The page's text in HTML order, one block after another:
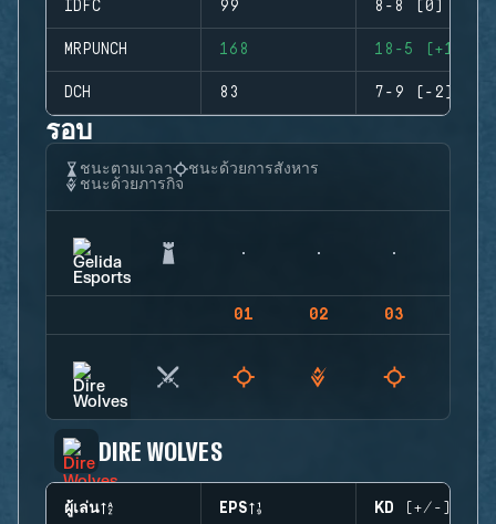
IDFC 99 8-8 (0)
MRPUNCH 168 18-5 (+13)
DCH 83 7-9 (-2)
รอบ
ชนะตามเวลา
ชนะด้วยการสังหาร
ชนะด้วยภารกิจ
01 02 03
DIRE WOLVES
ผู้เล่น EPS KD (+/-)